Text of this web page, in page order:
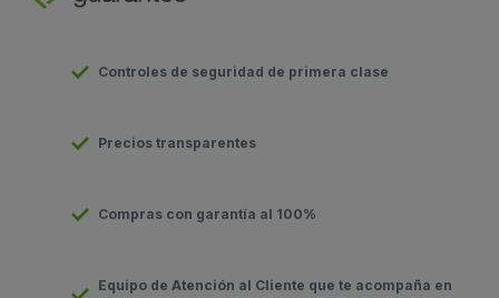
Controles de seguridad de primera clase
Precios transparentes
Compras con garantía al 100%
Equipo de Atención al Cliente que te acompaña en